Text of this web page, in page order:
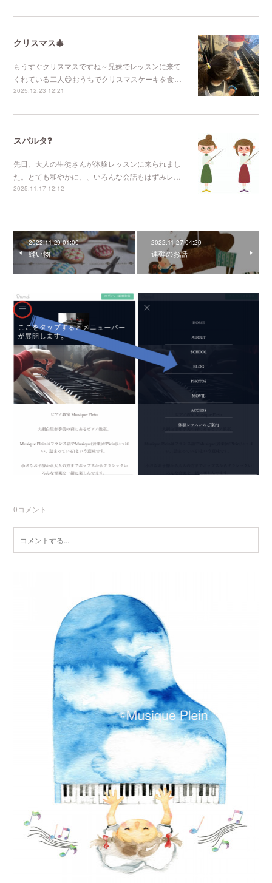
クリスマス🎄
もうすぐクリスマスですね～兄妹でレッスンに来て
くれている二人😊おうちでクリスマスケーキを食…
2025.12.23 12:21
スパルタ❓
先日、大人の生徒さんが体験レッスンに来られまし
た。とても和やかに、、いろんな会話もはずみレ…
2025.11.17 12:12
2022.11.29 01:00
縫い物
2022.11.27 04:20
連弾のお話
0コメント